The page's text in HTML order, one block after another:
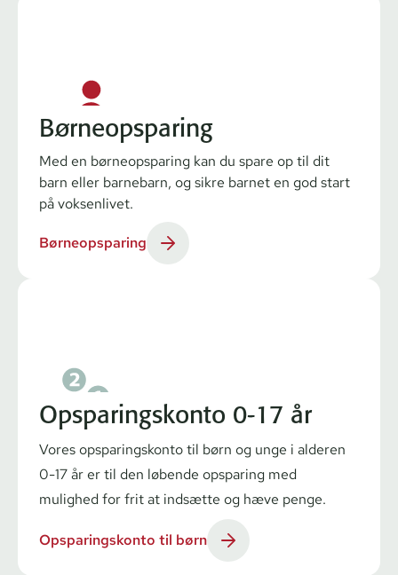
Børneopsparing
Med en børneopsparing kan du spare op til dit
barn eller barnebarn, og sikre barnet en god start
på voksenlivet.
Børneopsparing
Opsparingskonto 0-17 år
Vores op­spa­rings­kon­to til børn og unge i alderen
0-17 år er til den løbende opsparing med
mulighed for frit at indsætte og hæve penge.
Opsparingskonto til børn